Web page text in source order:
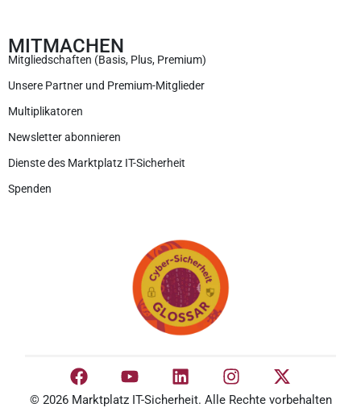
MITMACHEN
Mitgliedschaften (Basis, Plus, Premium)
Unsere Partner und Premium-Mitglieder
Multiplikatoren
Newsletter abonnieren
Dienste des Marktplatz IT-Sicherheit
Spenden
© 2026 Marktplatz IT-Sicherheit. Alle Rechte vorbehalten